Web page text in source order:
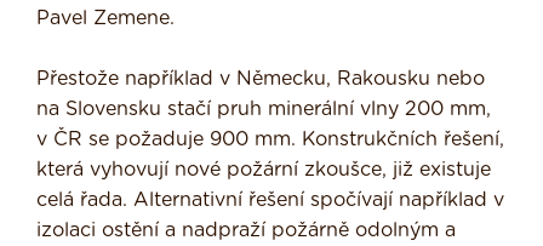
Pavel Zemene.
Přestože například v Německu, Rakousku nebo
na Slovensku stačí pruh minerální vlny 200 mm,
v ČR se požaduje 900 mm. Konstrukčních řešení,
která vyhovují nové požární zkoušce, již existuje
celá řada. Alternativní řešení spočívají například v
izolaci ostění a nadpraží požárně odolným a